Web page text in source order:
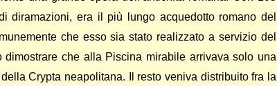
diramazioni, era il più lungo acquedotto romano del
che esso sia stato realizzato a servizio del
che alla Piscina mirabile arrivava solo una
Crypta neapolitana. Il resto veniva distribuito fra la